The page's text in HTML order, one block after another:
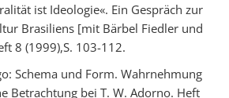
ist Ideologie«. Ein Gespräch zur
Brasiliens [mit Bärbel Fiedler und
8 (1999),S. 103-112.
Schema und Form. Wahrnehmung
Betrachtung bei T. W. Adorno. Heft